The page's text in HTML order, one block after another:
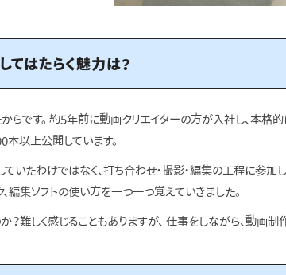
てはたらく魅力は？
らです。 約5年前に動画クリエイターの方が入社し、本
本以上公開しています。
いたわけではなく、打ち合わせ・撮影・編集の工程に参加
編集ソフトの使い方を一つ一つ覚えていきました。
難しく感じることもありますが、 仕事をしながら、動画